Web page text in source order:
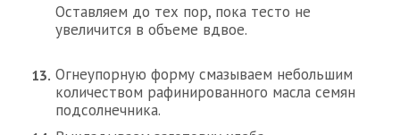
Оставляем до тех пор, пока тесто не
увеличится в объеме вдвое.
Огнеупорную форму смазываем небольшим
количеством рафинированного масла семян
подсолнечника.